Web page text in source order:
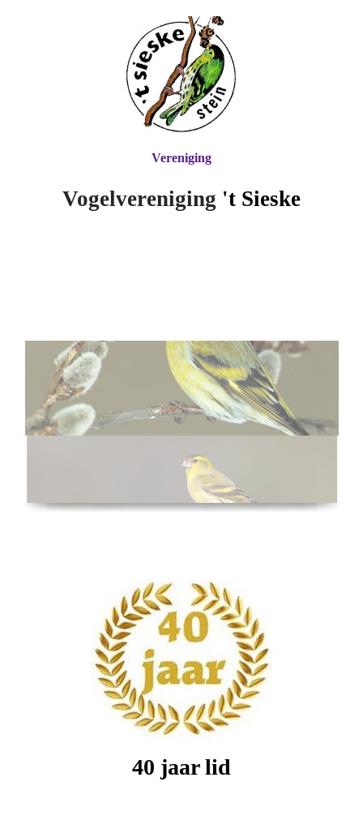
Vogelvereniging 't Sieske
Vereniging
40 jaar lid